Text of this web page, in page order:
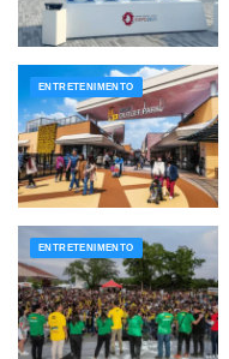
ENTRETENIMENTO
ENTRETENIMENTO